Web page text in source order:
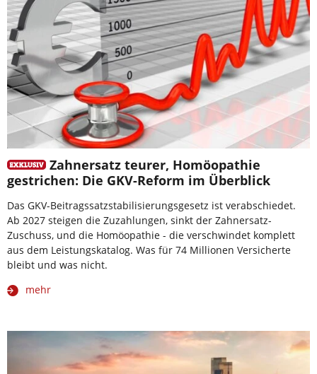
Zahnersatz teurer, Homöopathie
gestrichen: Die GKV-Reform im Überblick
Das GKV-Beitragssatzstabilisierungsgesetz ist verabschiedet.
Ab 2027 steigen die Zuzahlungen, sinkt der Zahnersatz-
Zuschuss, und die Homöopathie - die verschwindet komplett
aus dem Leistungskatalog. Was für 74 Millionen Versicherte
bleibt und was nicht.
mehr